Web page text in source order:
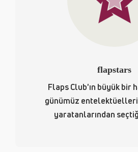
flapstars
Flaps Club'ın büyük bir
günümüz
yaratanlarından